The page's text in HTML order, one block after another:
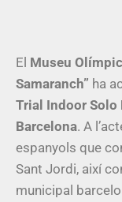
El Museu
Samaranch” ha
Trial Indoor Solo
Barcelona. A
espanyols que
Sant Jordi, així
municipal